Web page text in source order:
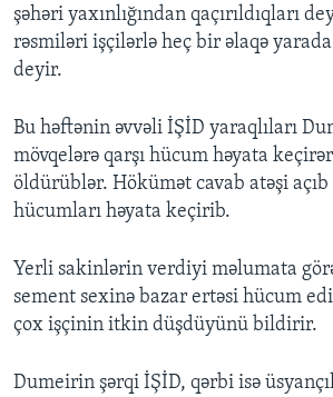
şəhəri yaxınlığından qaçırıldıqları
rəsmiləri işçilərlə heç bir əlaqə
deyir.
Bu həftənin əvvəli İŞİD yaraqlıları
mövqelərə qarşı hücum həyata
öldürüblər. Hökümət cavab atəşi açıb
hücumları həyata keçirib.
Yerli sakinlərin verdiyi məlumata
sement sexinə bazar ertəsi hücum
çox işçinin itkin düşdüyünü bildirir.
Dumeirin şərqi İŞİD, qərbi isə